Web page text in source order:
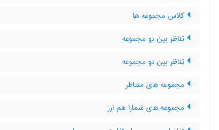
کلاس مجموعه ها
تناظر بین دو مجموعه
تناظر بین دو مجموعه
مجموعه های متناظر
مجموعه های شمارا هم ارز